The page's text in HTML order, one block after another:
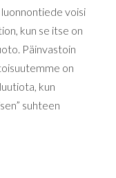
voisi
kun se itse on
Päinvastoin
on
kun
suhteen